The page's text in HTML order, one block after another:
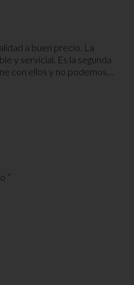
y servicial. Es la segunda
con ellos y no podemos